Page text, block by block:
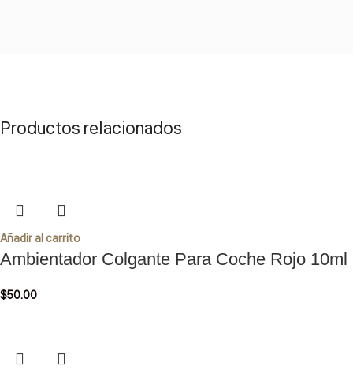
Productos relacionados
Añadir al carrito
Ambientador Colgante Para Coche Rojo 10ml
$50.00